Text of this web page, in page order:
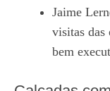
Jaime
visitas das
bem